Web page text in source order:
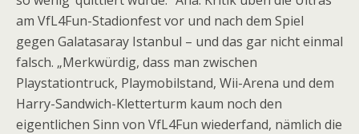
am VfL4Fun-Stadionfest vor und nach dem Spiel
gegen Galatasaray Istanbul – und das gar nicht einmal
falsch. „Merkwürdig, dass man zwischen
Playstationtruck, Playmobilstand, Wii-Arena und dem
Harry-Sandwich-Kletterturm kaum noch den
eigentlichen Sinn von VfL4Fun wiederfand, nämlich die